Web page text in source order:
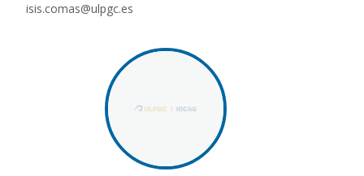
isis.comas@ulpgc.es